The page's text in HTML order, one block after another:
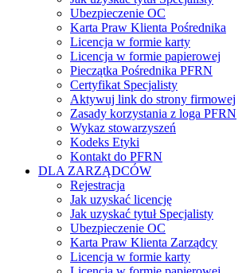
Ubezpieczenie OC
Karta Praw Klienta Pośrednika
Licencja w formie karty
Licencja w formie papierowej
Pieczątka Pośrednika PFRN
Certyfikat Specjalisty
Aktywuj link do strony firmowej
Zasady korzystania z loga PFRN
Wykaz stowarzyszeń
Kodeks Etyki
Kontakt do PFRN
DLA ZARZĄDCÓW
Rejestracja
Jak uzyskać licencję
Jak uzyskać tytuł Specjalisty
Ubezpieczenie OC
Karta Praw Klienta Zarządcy
Licencja w formie karty